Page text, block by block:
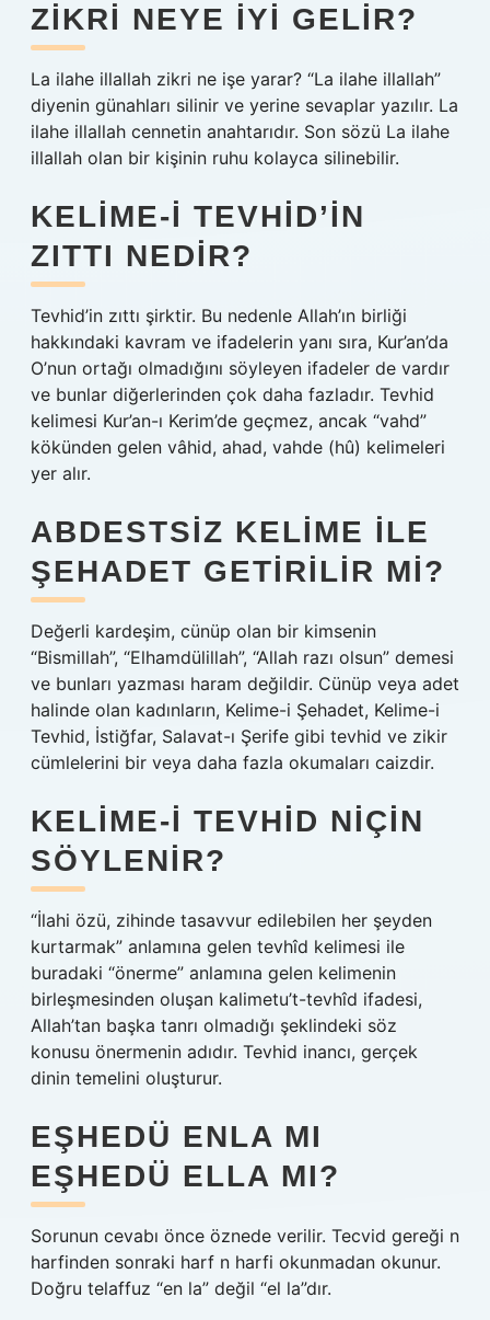
ZIKRI NEYE IYI GELIR?
La ilahe illallah zikri ne işe yarar? “La ilahe illallah”
diyenin günahları silinir ve yerine sevaplar yazılır. La
ilahe illallah cennetin anahtarıdır. Son sözü La ilahe
illallah olan bir kişinin ruhu kolayca silinebilir.
KELIME-I TEVHID’IN
ZITTI NEDIR?
Tevhid’in zıttı şirktir. Bu nedenle Allah’ın birliği
hakkındaki kavram ve ifadelerin yanı sıra, Kur’an’da
O’nun ortağı olmadığını söyleyen ifadeler de vardır
ve bunlar diğerlerinden çok daha fazladır. Tevhid
kelimesi Kur’an-ı Kerim’de geçmez, ancak “vahd”
kökünden gelen vâhid, ahad, vahde (hû) kelimeleri
yer alır.
ABDESTSIZ KELIME ILE
ŞEHADET GETIRILIR MI?
Değerli kardeşim, cünüp olan bir kimsenin
“Bismillah”, “Elhamdülillah”, “Allah razı olsun” demesi
ve bunları yazması haram değildir. Cünüp veya adet
halinde olan kadınların, Kelime-i Şehadet, Kelime-i
Tevhid, İstiğfar, Salavat-ı Şerife gibi tevhid ve zikir
cümlelerini bir veya daha fazla okumaları caizdir.
KELIME-I TEVHID NIÇIN
SÖYLENIR?
“İlahi özü, zihinde tasavvur edilebilen her şeyden
kurtarmak” anlamına gelen tevhîd kelimesi ile
buradaki “önerme” anlamına gelen kelimenin
birleşmesinden oluşan kalimetu’t-tevhîd ifadesi,
Allah’tan başka tanrı olmadığı şeklindeki söz
konusu önermenin adıdır. Tevhid inancı, gerçek
dinin temelini oluşturur.
EŞHEDÜ ENLA MI
EŞHEDÜ ELLA MI?
Sorunun cevabı önce öznede verilir. Tecvid gereği n
harfinden sonraki harf n harfi okunmadan okunur.
Doğru telaffuz “en la” değil “el la”dır.